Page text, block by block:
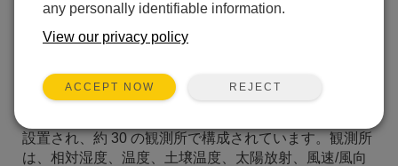
ニューメキシコ州の自動気象観測所ネットワークは、
インターネット経由でリアルタイムの気象および蒸発
設置され、約 30 の観測所で構成されています。観測所
は、相対湿度、温度、土壌温度、太陽放射、風速/風向
any personally identifiable information.
View our privacy policy
ACCEPT NOW REJECT